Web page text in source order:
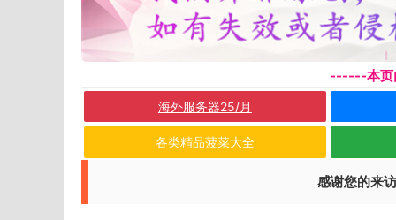
------本页
海外服务器25/月
各类精品菠菜大全
感谢您的来